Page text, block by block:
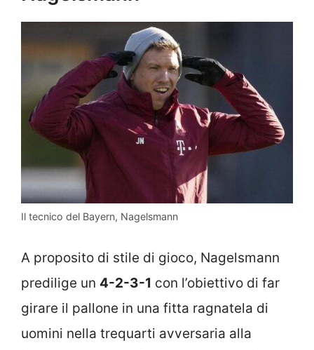
Il tecnico del Bayern, Nagelsmann
A proposito di stile di gioco, Nagelsmann
predilige un 4-2-3-1 con l’obiettivo di far
girare il pallone in una fitta ragnatela di
uomini nella trequarti avversaria alla